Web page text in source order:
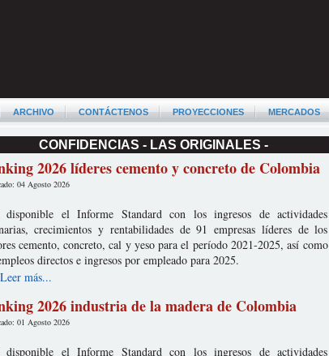
ARCHIVO CONTÁCTENOS PROYECCIONES MERCADOS
CONFIDENCIAS - LAS ORIGINALES -
2026 líderes cemento y concreto de Colombia
04 Agosto 2026
disponible el Informe Standard con los ingresos de actividades
crecimientos y rentabilidades de 91 empresas líderes de los
cemento, concreto, cal y yeso para el período 2021-2025, así como
directos e ingresos por empleado para 2025.
Leer más...
2026 industria de la madera de Colombia
01 Agosto 2026
disponible el Informe Standard con los ingresos de actividades